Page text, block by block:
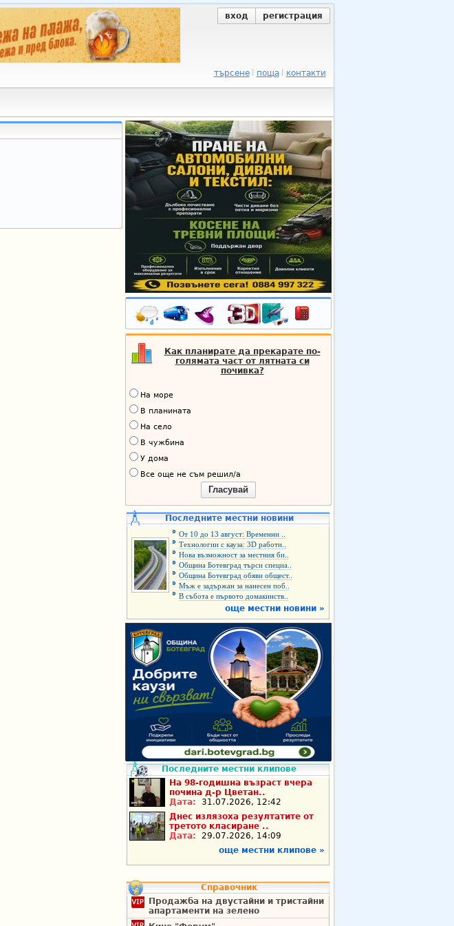
вход регистрация
търсене поща контакти
Как планирате да прекарате по-
голямата част от лятната си
почивка?
На море
В планината
На село
В чужбина
У дома
Все още не съм решил/а
Гласувай
Последните местни новини
От 10 до 13 август: Временни ..
Технологии с кауза: 3D работи..
Нова възможност за местния би..
Община Ботевград търси специа..
Община Ботевград обяви общест..
Мъж е задържан за нанесен поб..
В събота е първото домакинств..
още местни новини »
Последните местни клипове
На 98-годишна възраст вчера
почина д-р Цветан..
Дата:
31.07.2026, 12:42
Днес излязоха резултатите от
третото класиране ..
Дата:
29.07.2026, 14:09
още местни клипове »
Справочник
Продажба на двустайни и тристайни
апартаменти на зелено